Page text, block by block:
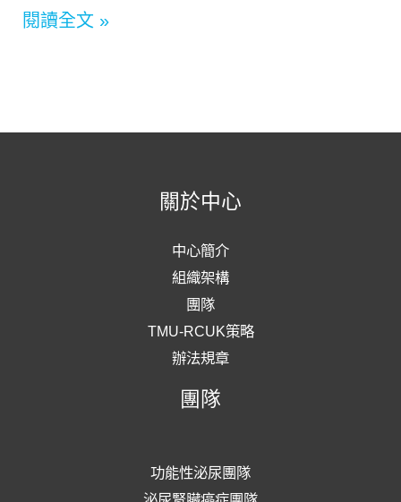
症
閱讀全文 »
關於中心
中心簡介
組織架構
團隊
TMU-RCUK策略
辦法規章
團隊
功能性泌尿團隊